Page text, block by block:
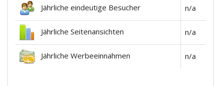
Jährliche eindeutige Besucher n/a
Jährliche Seitenansichten n/a
Jährliche Werbeeinnahmen n/a